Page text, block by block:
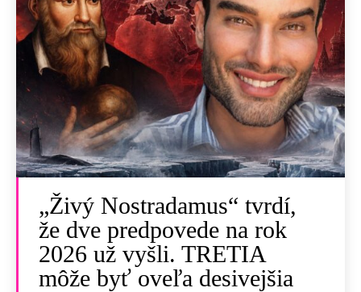
„Živý Nostradamus“ tvrdí,
že dve predpovede na rok
2026 už vyšli. TRETIA
môže byť oveľa desivejšia